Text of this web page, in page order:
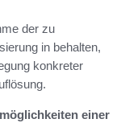
der zu
in behalten,
konkreter
einer